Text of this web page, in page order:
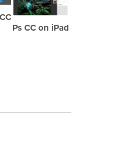
Ps CC on iPad